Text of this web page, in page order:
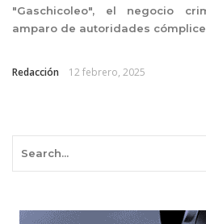
"Gaschicoleo", el negocio
amparo de autoridades
Redacción 12 febrero, 2025